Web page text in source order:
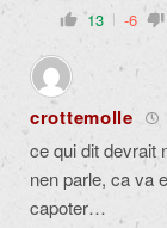
13 -6
crottemolle
ce qui dit devrait
nen parle, ca va
capoter…